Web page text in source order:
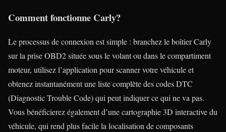
Comment fonctionne Carly?
Le processus de connexion est simple : branchez le boîtier Carly
sur la prise OBD2 située sous le volant ou dans le compartiment
moteur, utilisez l’application pour scanner votre véhicule et
obtenez instantanément une liste complète des codes DTC
(Diagnostic Trouble Code) qui peut indiquer ce qui ne va pas.
Vous bénéficierez également d’une cartographie 3D interactive du
véhicule, qui rend plus facile la localisation de composants